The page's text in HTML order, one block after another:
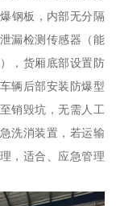
钢板，内部无分隔
漏检测传感器（能
，货厢底部设置防
辆后部安装防爆型
销毁坑，无需人工
洗消装置，若运输
，适合、应急管理